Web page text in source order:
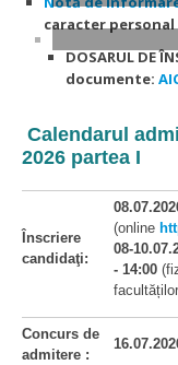
caracter personal
DOSARUL DE
documente:
Calendarul
2026 partea I
Înscriere
candidaţi:
(online
08-
- 14:00
Concurs de
admitere :